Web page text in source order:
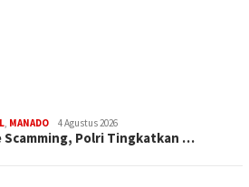
, MANADO 4 Agustus 2026
Scamming, Polri Tingkatkan …